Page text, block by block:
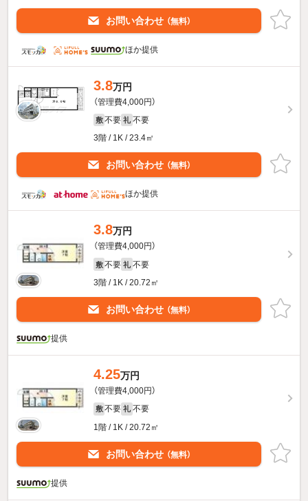
お問い合わせ （無料）
ほか提供
3.8万円
（管理費4,000円）
敷 不要 礼 不要
3階 / 1K / 23.4㎡
お問い合わせ （無料）
ほか提供
3.8万円
（管理費4,000円）
敷 不要 礼 不要
3階 / 1K / 20.72㎡
お問い合わせ （無料）
提供
4.25万円
（管理費4,000円）
敷 不要 礼 不要
1階 / 1K / 20.72㎡
お問い合わせ （無料）
提供